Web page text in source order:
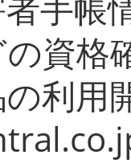
資格
利用